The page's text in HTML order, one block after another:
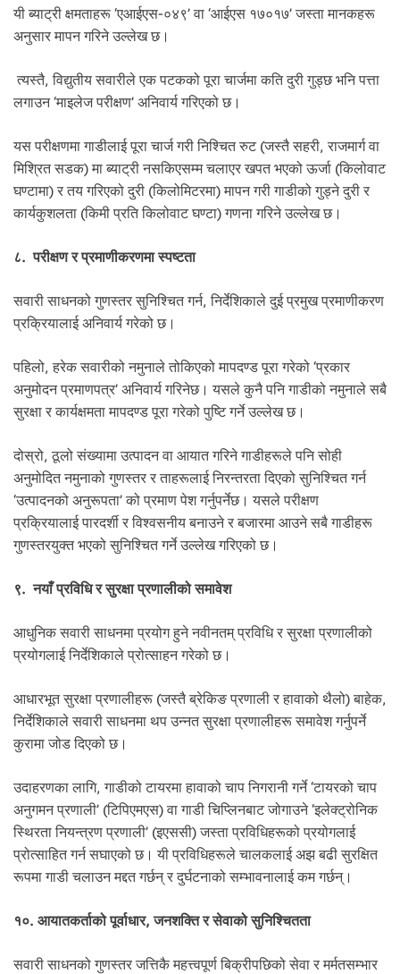
यी ब्याट्री क्षमताहरू ‘एआईएस-०४९’ वा ‘आईएस १७०१७’ जस्ता मानकहरू
अनुसार मापन गरिने उल्लेख छ।
त्यस्तै, विद्युतीय सवारीले एक पटकको पूरा चार्जमा कति दुरी गुड्छ भनि पत्ता
लगाउन ‘माइलेज परीक्षण’ अनिवार्य गरिएको छ।
यस परीक्षणमा गाडीलाई पूरा चार्ज गरी निश्चित रुट (जस्तै सहरी, राजमार्ग वा
मिश्रित सडक) मा ब्याट्री नसकिएसम्म चलाएर खपत भएको ऊर्जा (किलोवाट
घण्टामा) र तय गरिएको दुरी (किलोमिटरमा) मापन गरी गाडीको गुड्ने दुरी र
कार्यकुशलता (किमी प्रति किलोवाट घण्टा) गणना गरिने उल्लेख छ।
८. परीक्षण र प्रमाणीकरणमा स्पष्टता
सवारी साधनको गुणस्तर सुनिश्चित गर्न, निर्देशिकाले दुई प्रमुख प्रमाणीकरण
प्रक्रियालाई अनिवार्य गरेको छ।
पहिलो, हरेक सवारीको नमुनाले तोकिएको मापदण्ड पूरा गरेको ‘प्रकार
अनुमोदन प्रमाणपत्र’ अनिवार्य गरिनेछ। यसले कुनै पनि गाडीको नमुनाले सबै
सुरक्षा र कार्यक्षमता मापदण्ड पूरा गरेको पुष्टि गर्ने उल्लेख छ।
दोस्रो, ठूलो संख्यामा उत्पादन वा आयात गरिने गाडीहरूले पनि सोही
अनुमोदित नमुनाको गुणस्तर र ताहरूलाई निरन्तरता दिएको सुनिश्चित गर्न
‘उत्पादनको अनुरूपता’ को प्रमाण पेश गर्नुपर्नेछ। यसले परीक्षण
प्रक्रियालाई पारदर्शी र विश्वसनीय बनाउने र बजारमा आउने सबै गाडीहरू
गुणस्तरयुक्त भएको सुनिश्चित गर्ने उल्लेख गरिएको छ।
९. नयाँ प्रविधि र सुरक्षा प्रणालीको समावेश
आधुनिक सवारी साधनमा प्रयोग हुने नवीनतम् प्रविधि र सुरक्षा प्रणालीको
प्रयोगलाई निर्देशिकाले प्रोत्साहन गरेको छ।
आधारभूत सुरक्षा प्रणालीहरू (जस्तै ब्रेकिङ प्रणाली र हावाको थैलो) बाहेक,
निर्देशिकाले सवारी साधनमा थप उन्नत सुरक्षा प्रणालीहरू समावेश गर्नुपर्ने
कुरामा जोड दिएको छ।
उदाहरणका लागि, गाडीको टायरमा हावाको चाप निगरानी गर्ने ‘टायरको चाप
अनुगमन प्रणाली’ (टिपिएमएस) वा गाडी चिप्लिनबाट जोगाउने ‘इलेक्ट्रोनिक
स्थिरता नियन्त्रण प्रणाली’ (इएससी) जस्ता प्रविधिहरूको प्रयोगलाई
प्रोत्साहित गर्न सघाएको छ। यी प्रविधिहरूले चालकलाई अझ बढी सुरक्षित
रूपमा गाडी चलाउन मद्दत गर्छन् र दुर्घटनाको सम्भावनालाई कम गर्छन्।
१०. आयातकर्ताको पूर्वाधार, जनशक्ति र सेवाको सुनिश्चितता
सवारी साधनको गुणस्तर जत्तिकै महत्त्वपूर्ण बिक्रीपछिको सेवा र मर्मतसम्भार